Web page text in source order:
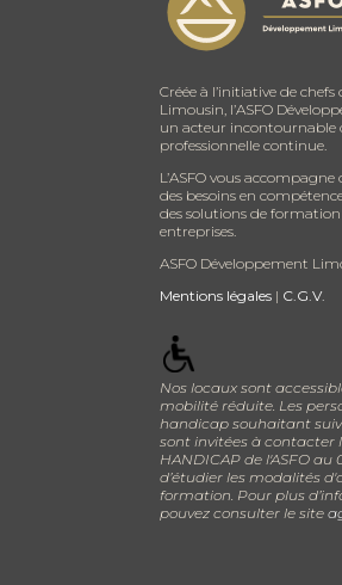
Créée à l’initiative de chefs
Limousin, l’ASFO
un acteur incontournable
professionnelle continue.
L’ASFO vous
des besoins en
des solutions de
entreprises.
ASFO Développement
Mentions légales | C.G.V.
Nos locaux sont
mobilité réduite. Les
handicap souhaitant
sont invitées à contacter
HANDICAP de l'ASFO au
d’étudier les modalités
formation. Pour plus
pouvez consulter le site